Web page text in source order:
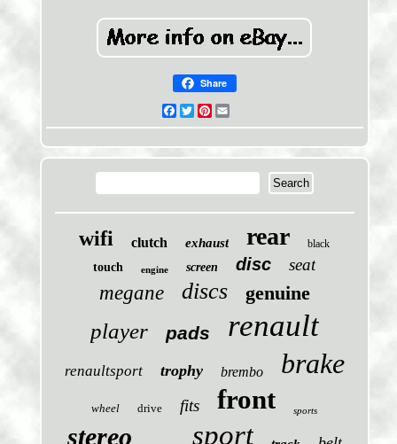
Share
Facebook
TwitterPinterest
wifi clutch exhaust rear black
touch engine screen disc seat
megane discs genuine
player pads renault
renaultsport trophy brembo brake
wheel drive fits front sports
stereo sport